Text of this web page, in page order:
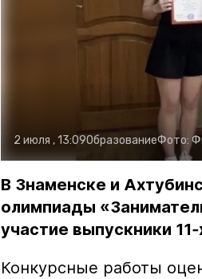
2 июля , 13:09ОбразованиеФото:
В Знаменске и
олимпиады
участие выпускники
Конкурсные работы